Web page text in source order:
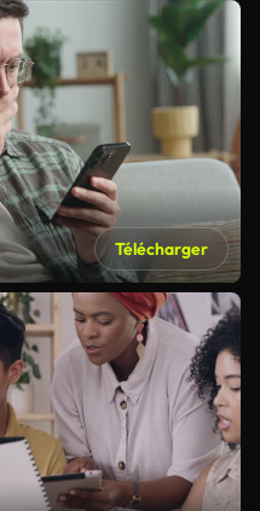
Télécharger